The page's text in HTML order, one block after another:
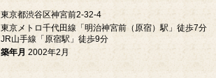
東京都渋谷区神宮前2-32-4
東京メトロ千代田線「明治神宮前（原宿）駅」徒歩7分
JR山手線「原宿駅」徒歩9分
築年月 2002年2月